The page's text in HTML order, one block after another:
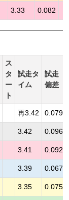
3.33 0.082
ス
タ
ー
ト
試走タ
イム
試走
偏差
再3.42 0.079
3.42 0.096
3.41 0.092
3.39 0.067
3.35 0.075